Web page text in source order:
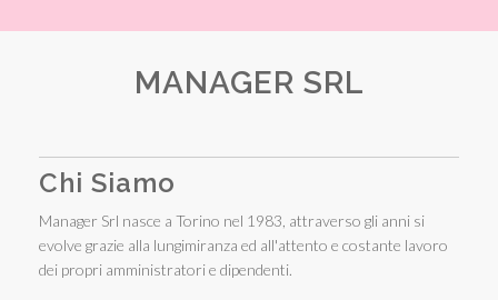
MANAGER SRL
Chi Siamo
Manager Srl nasce a Torino nel 1983, attraverso gli anni si
evolve grazie alla lungimiranza ed all'attento e costante lavoro
dei propri amministratori e dipendenti.